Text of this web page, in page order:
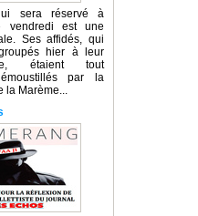
sera réservé à
vendredi est une
Ses affidés, qui
hier à leur
étaient tout
par la
la Marème...